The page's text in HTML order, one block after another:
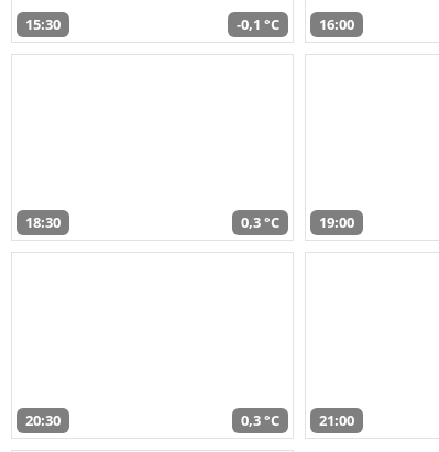
15:30 -0,1 °C 16:00
18:30 0,3 °C 19:00
20:30 0,3 °C 21:00